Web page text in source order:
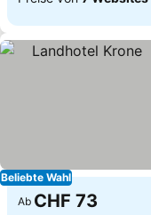
Beliebte Wahl
Ab CHF 73